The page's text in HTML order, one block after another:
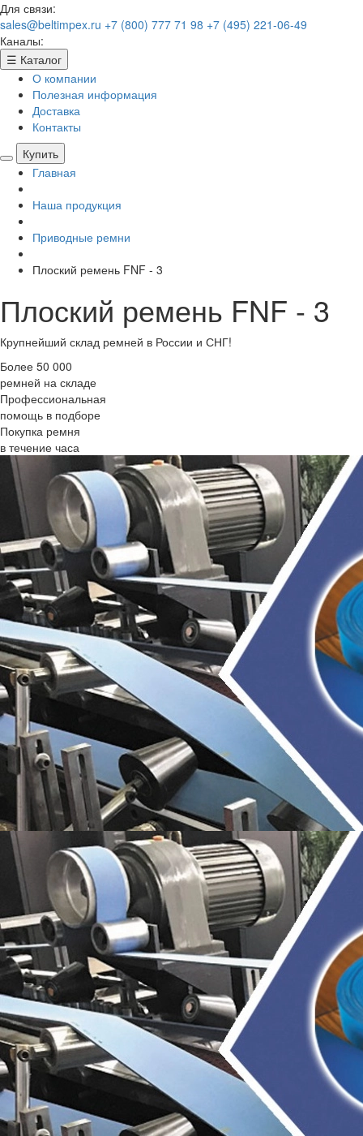
Для связи:
sales@beltimpex.ru +7 (800) 777 71 98 +7 (495) 221-06-49
Каналы:
☰ Каталог
О компании
Полезная информация
Доставка
Контакты
Купить
Главная
Наша продукция
Приводные ремни
Плоский ремень FNF - 3
Плоский ремень FNF - 3
Крупнейший склад ремней в России и СНГ!
Более 50 000
ремней на складе
Профессиональная
помощь в подборе
Покупка ремня
в течение часа